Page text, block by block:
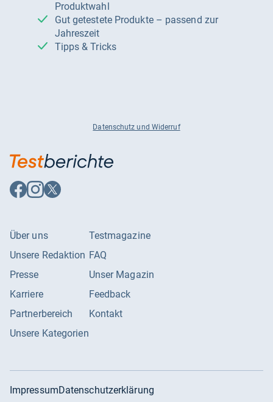
Produktwahl
Gut getestete Produkte – passend zur
Jahreszeit
Tipps & Tricks
Datenschutz und Widerruf
Auf
Facebook
Auf
Instagram
Auf
X
Über uns
Unsere Redaktion
Presse
Karriere
Partnerbereich
Unsere Kategorien
Testmagazine
FAQ
Unser Magazin
Feedback
Kontakt
ImpressumDatenschutzerklärung